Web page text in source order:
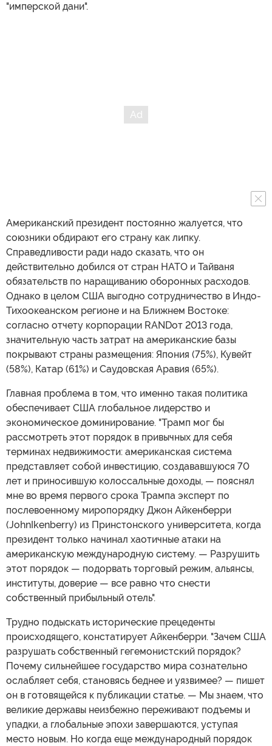
"имперской дани".
Американский президент постоянно жалуется, что
союзники обдирают его страну как липку.
Справедливости ради надо сказать, что он
действительно добился от стран НАТО и Тайваня
обязательств по наращиванию оборонных расходов.
Однако в целом США выгодно сотрудничество в Индо-
Тихоокеанском регионе и на Ближнем Востоке:
согласно отчету корпорации RANDот 2013 года,
значительную часть затрат на американские базы
покрывают страны размещения: Япония (75%), Кувейт
(58%), Катар (61%) и Саудовская Аравия (65%).
Главная проблема в том, что именно такая политика
обеспечивает США глобальное лидерство и
экономическое доминирование. "Трамп мог бы
рассмотреть этот порядок в привычных для себя
терминах недвижимости: американская система
представляет собой инвестицию, создававшуюся 70
лет и приносившую колоссальные доходы, — пояснял
мне во время первого срока Трампа эксперт по
послевоенному миропорядку Джон Айкенберри
(JohnIkenberry) из Принстонского университета, когда
президент только начинал хаотичные атаки на
американскую международную систему. — Разрушить
этот порядок — подорвать торговый режим, альянсы,
институты, доверие — все равно что снести
собственный прибыльный отель".
Трудно подыскать исторические прецеденты
происходящего, констатирует Айкенберри. "Зачем США
разрушать собственный гегемонистский порядок?
Почему сильнейшее государство мира сознательно
ослабляет себя, становясь беднее и уязвимее? — пишет
он в готовящейся к публикации статье. — Мы знаем, что
великие державы неизбежно переживают подъемы и
упадки, а глобальные эпохи завершаются, уступая
место новым. Но когда еще международный порядок